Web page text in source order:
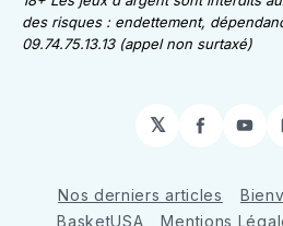
des risques : endettement,
09.74.75.13.13 (appel non surtaxé)
𝕏
Nos derniers articles
BasketUSA
Mentions